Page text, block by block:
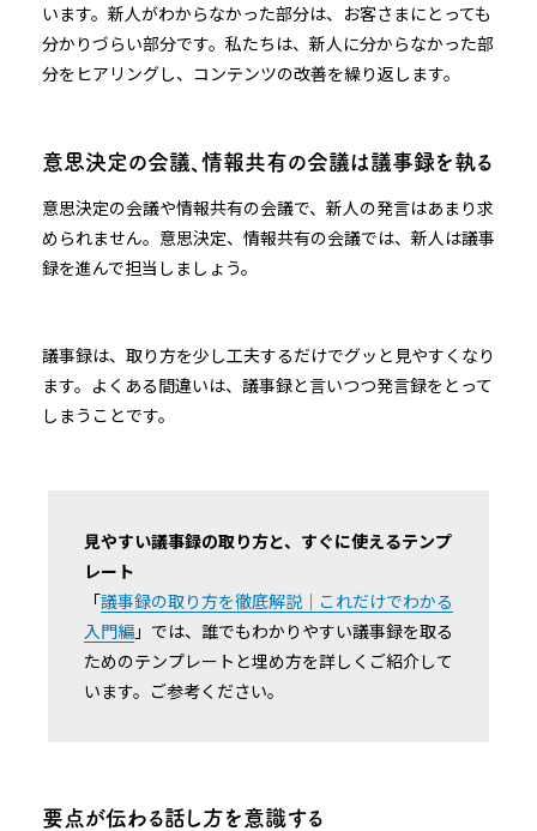
います。新人がわからなかった部分は、お客さまにとっても
分かりづらい部分です。私たちは、新人に分からなかった部
分をヒアリングし、コンテンツの改善を繰り返します。
意思決定の会議、情報共有の会議は議事録を執る
意思決定の会議や情報共有の会議で、新人の発言はあまり求
められません。意思決定、情報共有の会議では、新人は議事
録を進んで担当しましょう。
議事録は、取り方を少し工夫するだけでグッと見やすくなり
ます。よくある間違いは、議事録と言いつつ発言録をとって
しまうことです。
見やすい議事録の取り方と、すぐに使えるテンプ
レート
「議事録の取り方を徹底解説｜これだけでわかる
入門編 」では、誰でもわかりやすい議事録を取る
ためのテンプレートと埋め方を詳しくご紹介して
います。ご参考ください。
要点が伝わる話し方を意識する